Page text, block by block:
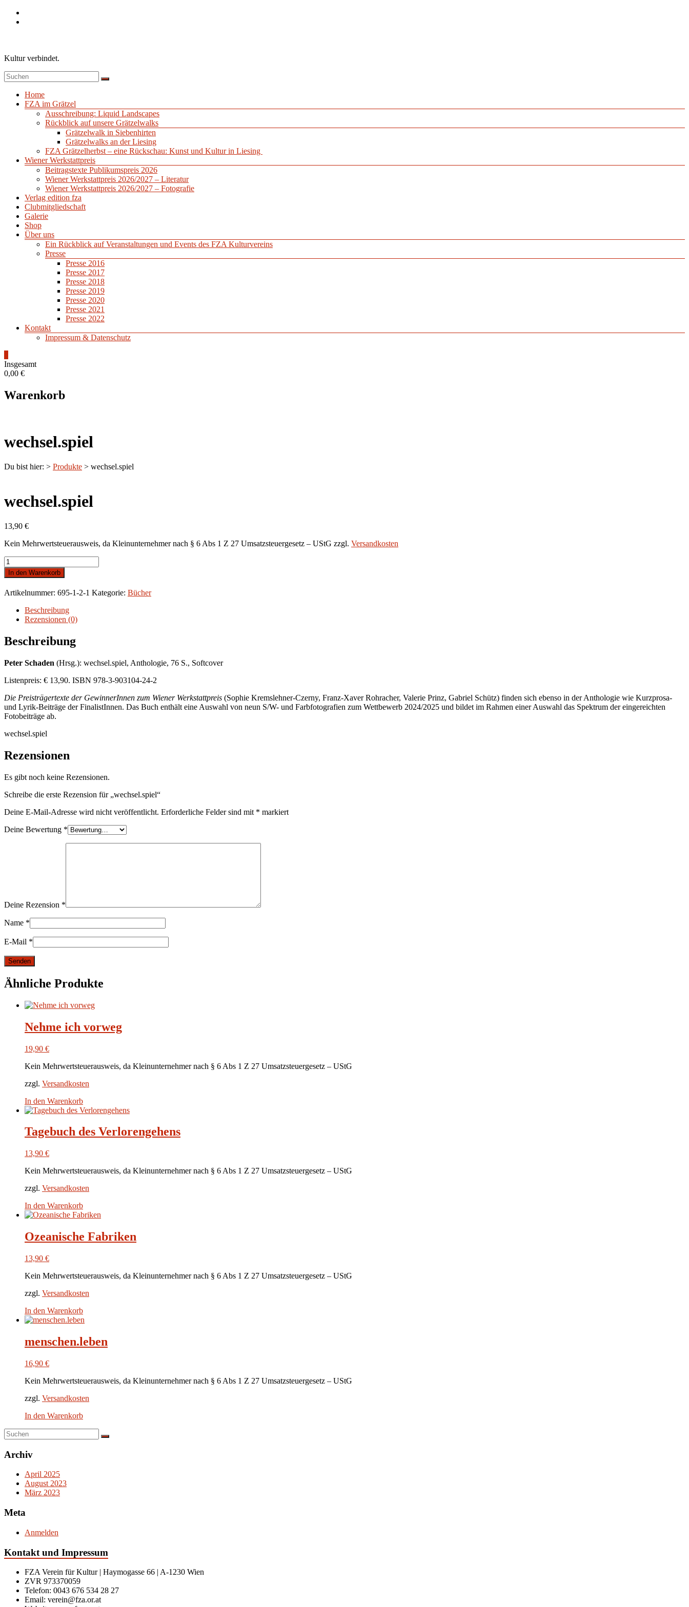
Zum
Inhalt
Kultur verbindet.
Menü
Home
FZA im Grätzel
Ausschreibung: Liquid Landscapes
Rückblick auf unsere Grätzelwalks
Grätzelwalk in Siebenhirten
Grätzelwalks an der Liesing
FZA Grätzelherbst – eine Rückschau: Kunst und Kultur in Liesing
Wiener Werkstattpreis
Beitragstexte Publikumspreis 2026
Wiener Werkstattpreis 2026/2027 – Literatur
Wiener Werkstattpreis 2026/2027 – Fotografie
Verlag edition fza
Clubmitgliedschaft
Galerie
Shop
Über uns
Ein Rückblick auf Veranstaltungen und Events des FZA Kulturvereins
Presse
Presse 2016
Presse 2017
Presse 2018
Presse 2019
Presse 2020
Presse 2021
Presse 2022
Kontakt
Impressum & Datenschutz
Insgesamt
0,00 €
Warenkorb
wechsel.spiel
Du bist hier: > Produkte > wechsel.spiel
wechsel.spiel
13,90 €
Kein Mehrwertsteuerausweis, da Kleinunternehmer nach § 6 Abs 1 Z 27 Umsatzsteuergesetz – UStG zzgl. Versandkosten
wechsel.spiel
Menge
In den Warenkorb
Artikelnummer: 695-1-2-1 Kategorie: Bücher
Beschreibung
Rezensionen (0)
Beschreibung
Peter Schaden (Hrsg.): wechsel.spiel, Anthologie, 76 S., Softcover
Listenpreis: € 13,90. ISBN 978-3-903104-24-2
Die Preisträgertexte der GewinnerInnen zum Wiener Werkstattpreis (Sophie Kremslehner-Czerny, Franz-Xaver Rohracher, Valerie Prinz, Gabriel Schütz) finden sich ebenso in der Anthologie wie Kurzprosa-
und Lyrik-Beiträge der FinalistInnen. Das Buch enthält eine Auswahl von neun S/W- und Farbfotografien zum Wettbewerb 2024/2025 und bildet im Rahmen einer Auswahl das Spektrum der eingereichten
Fotobeiträge ab.
wechsel.spiel
Rezensionen
Es gibt noch keine Rezensionen.
Schreibe die erste Rezension für „wechsel.spiel“
Deine E-Mail-Adresse wird nicht veröffentlicht. Erforderliche Felder sind mit * markiert
Deine Bewertung *
Deine Rezension *
Name *
E-Mail *
Ähnliche Produkte
Nehme ich vorweg
19,90 €
Kein Mehrwertsteuerausweis, da Kleinunternehmer nach § 6 Abs 1 Z 27 Umsatzsteuergesetz – UStG
zzgl. Versandkosten
In den Warenkorb
Tagebuch des Verlorengehens
13,90 €
Kein Mehrwertsteuerausweis, da Kleinunternehmer nach § 6 Abs 1 Z 27 Umsatzsteuergesetz – UStG
zzgl. Versandkosten
In den Warenkorb
Ozeanische Fabriken
13,90 €
Kein Mehrwertsteuerausweis, da Kleinunternehmer nach § 6 Abs 1 Z 27 Umsatzsteuergesetz – UStG
zzgl. Versandkosten
In den Warenkorb
menschen.leben
16,90 €
Kein Mehrwertsteuerausweis, da Kleinunternehmer nach § 6 Abs 1 Z 27 Umsatzsteuergesetz – UStG
zzgl. Versandkosten
In den Warenkorb
Archiv
April 2025
August 2023
März 2023
Meta
Anmelden
Kontakt und Impressum
FZA Verein für Kultur | Haymogasse 66 | A-1230 Wien
ZVR 973370059
Telefon: 0043 676 534 28 27
Email: verein@fza.or.at